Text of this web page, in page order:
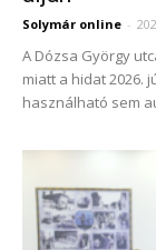
Solymár online -
A Dózsa György
miatt a hidat 2026.
használható sem